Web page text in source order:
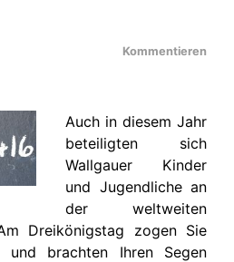
Kommentieren
Auch in diesem Jahr
beteiligten sich
Wallgauer Kinder
und Jugendliche an
der weltweiten
Dreikönigstag zogen Sie
brachten Ihren Segen